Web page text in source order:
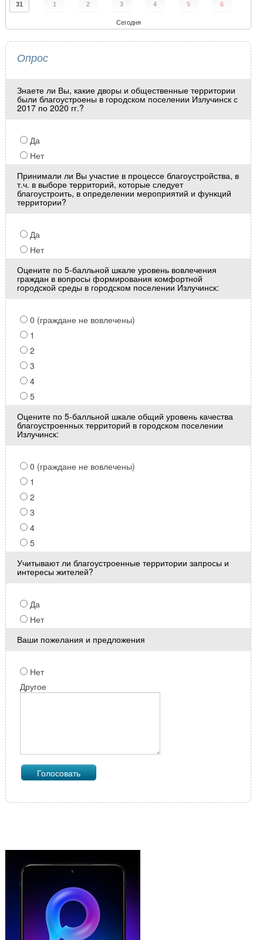
31 1 2 3 4 5 6
Сегодня
Опрос
Знаете ли Вы, какие дворы и общественные территории
были благоустроены в городском поселении Излучинск с
2017 по 2020 гг.?
Да
Нет
Принимали ли Вы участие в процессе благоустройства, в
т.ч. в выборе территорий, которые следует
благоустроить, в определении мероприятий и функций
территории?
Да
Нет
Оцените по 5-балльной шкале уровень вовлечения
граждан в вопросы формирования комфортной
городской среды в городском поселении Излучинск:
0 (граждане не вовлечены)
1
2
3
4
5
Оцените по 5-балльной шкале общий уровень качества
благоустроенных территорий в городском поселении
Излучинск:
0 (граждане не вовлечены)
1
2
3
4
5
Учитывают ли благоустроенные территории запросы и
интересы жителей?
Да
Нет
Ваши пожелания и предложения
Нет
Другое